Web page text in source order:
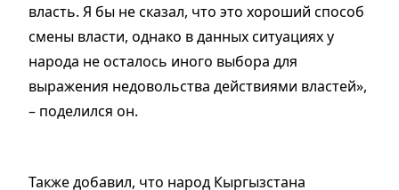
власть. Я бы не сказал, что это хороший способ
смены власти, однако в данных ситуациях у
народа не осталось иного выбора для
выражения недовольства действиями властей»,
– поделился он.
Также добавил, что народ Кыргызстана